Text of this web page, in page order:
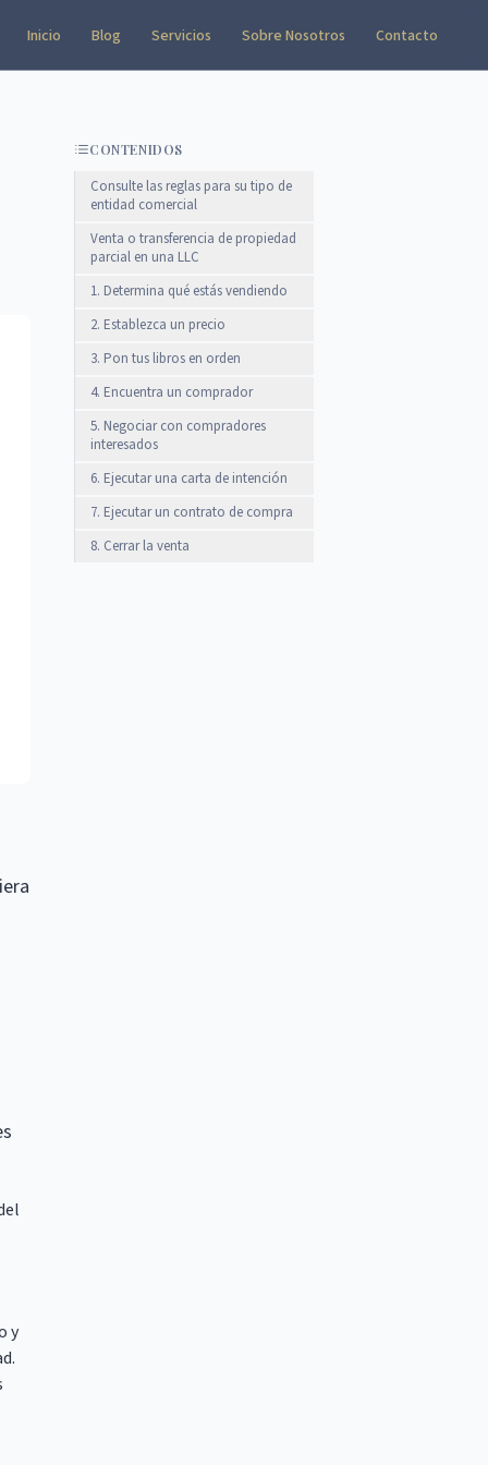
Inicio Blog Servicios Sobre Nosotros Contacto
y
CONTENIDOS
Consulte las reglas para su tipo de
entidad comercial
Venta o transferencia de propiedad
parcial en una LLC
1. Determina qué estás vendiendo
2. Establezca un precio
3. Pon tus libros en orden
4. Encuentra un comprador
5. Negociar con compradores
interesados
6. Ejecutar una carta de intención
7. Ejecutar un contrato de compra
8. Cerrar la venta